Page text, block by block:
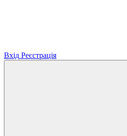
Вхід Реєстрація